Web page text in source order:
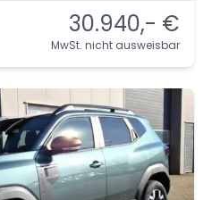
30.940,- €
MwSt. nicht ausweisbar